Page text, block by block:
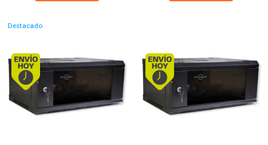
Destacado
Envío hoy. Comprando antes de 13Hs. Envío hoy.